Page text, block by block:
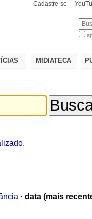
Cadastre-se
MIDIATECA
· data (mais